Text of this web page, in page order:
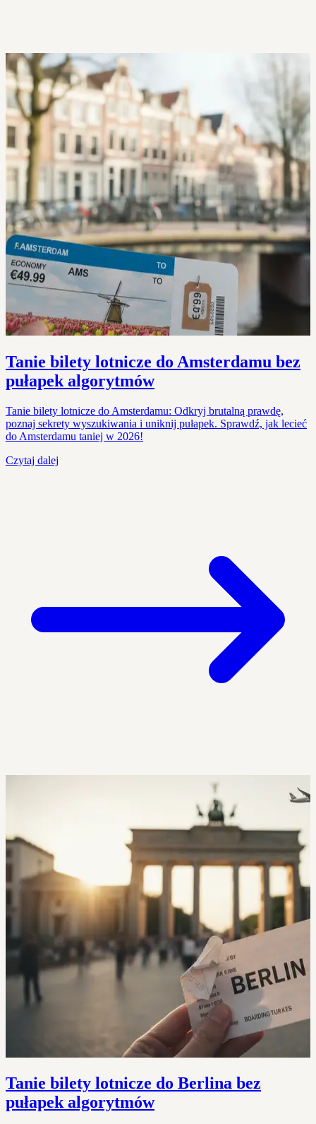
Tanie bilety lotnicze do Amsterdamu bez
pułapek algorytmów
Tanie bilety lotnicze do Amsterdamu: Odkryj brutalną prawdę,
poznaj sekrety wyszukiwania i uniknij pułapek. Sprawdź, jak lecieć
do Amsterdamu taniej w 2026!
Czytaj dalej
Tanie bilety lotnicze do Berlina bez
pułapek algorytmów